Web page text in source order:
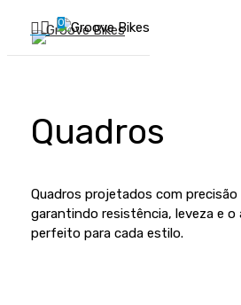
main
Buscar..
account
0
Menu
Quadros
Quadros projetados com precisão
garantindo resistência, leveza e o
perfeito para cada estilo.